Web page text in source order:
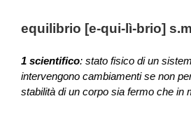
equilibrio [e-qui-lì-brio]
1 scientifico: stato fisico di un
intervengono cambiamenti se non
stabilità di un corpo sia fermo che in